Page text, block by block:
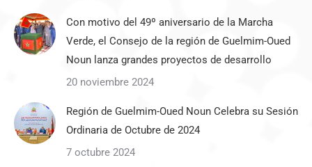
Con motivo del 49º aniversario de la Marcha
Verde, el Consejo de la región de Guelmim-Oued
Noun lanza grandes proyectos de desarrollo
20 noviembre 2024
Región de Guelmim-Oued Noun Celebra su Sesión
Ordinaria de Octubre de 2024
7 octubre 2024